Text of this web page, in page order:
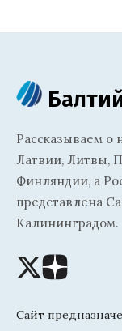
Рассказываем о
Латвии, Литвы,
Финляндии, а
представлена
Калининградом.
Сайт